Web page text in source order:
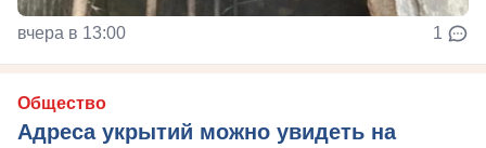
вчера в 13:00 1
Общество
Адреса укрытий можно увидеть на